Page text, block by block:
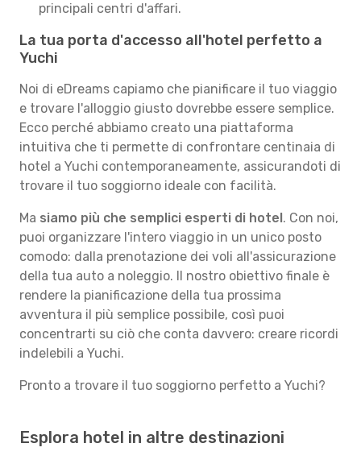
principali centri d'affari.
La tua porta d'accesso all'hotel perfetto a
Yuchi
Noi di eDreams capiamo che pianificare il tuo viaggio
e trovare l'alloggio giusto dovrebbe essere semplice.
Ecco perché abbiamo creato una piattaforma
intuitiva che ti permette di confrontare centinaia di
hotel a Yuchi contemporaneamente, assicurandoti di
trovare il tuo soggiorno ideale con facilità.
Ma siamo più che semplici esperti di hotel. Con noi,
puoi organizzare l'intero viaggio in un unico posto
comodo: dalla prenotazione dei voli all'assicurazione
della tua auto a noleggio. Il nostro obiettivo finale è
rendere la pianificazione della tua prossima
avventura il più semplice possibile, così puoi
concentrarti su ciò che conta davvero: creare ricordi
indelebili a Yuchi.
Pronto a trovare il tuo soggiorno perfetto a Yuchi?
Esplora hotel in altre destinazioni